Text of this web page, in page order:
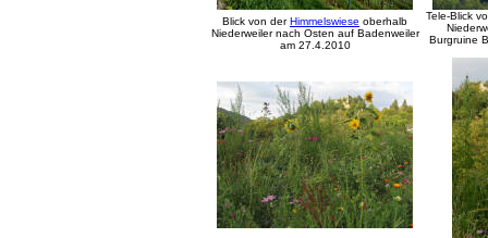
Blick von derHimmelswiese oberhalb
Niederweiler nach Osten auf Badenweiler
am 27.4.2010
Tele-Blick
Burgruine